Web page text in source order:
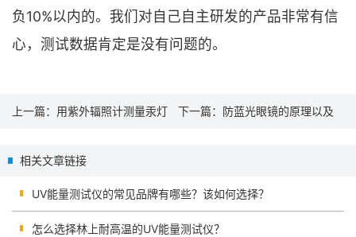
负10%以内的。我们对自己自主研发的产品非常有信
心，测试数据肯定是没有问题的。
上一篇： 用紫外辐照计测量汞灯 下一篇： 防蓝光眼镜的原理以及
相关文章链接
UV能量测试仪的常见品牌有哪些？该如何选择？
怎么选择林上耐高温的UV能量测试仪？